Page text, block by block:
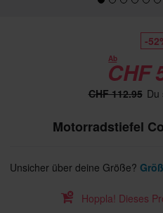
-
Ab
CHF
CHF 112.95 Du
Motorradstiefel
Unsicher über deine Größe?
Hoppla! Dieses